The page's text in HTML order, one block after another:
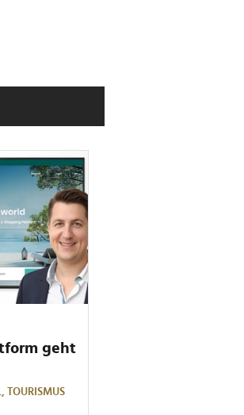
geht
TOURISMUS